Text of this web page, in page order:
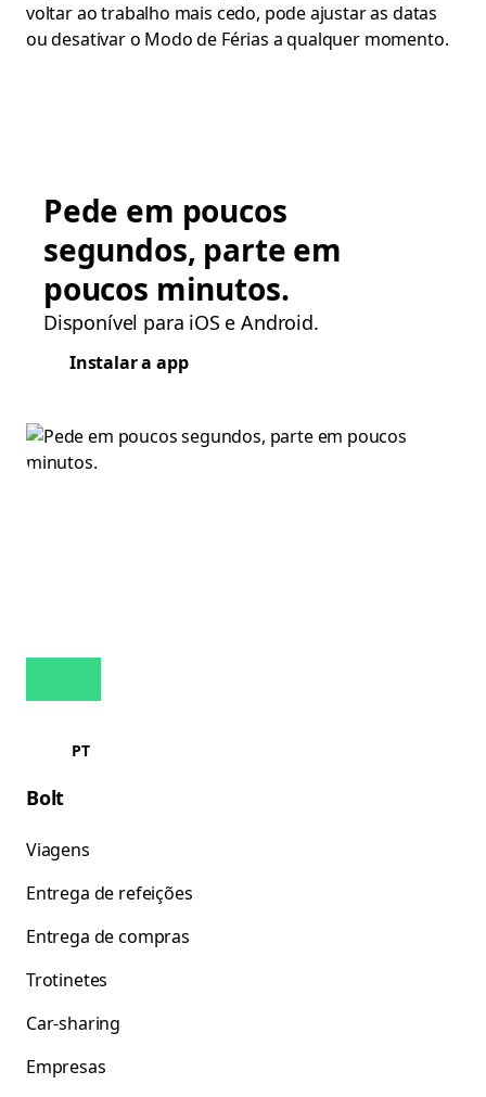
voltar ao trabalho mais cedo, pode ajustar as datas
ou desativar o Modo de Férias a qualquer momento.
Pede em poucos
segundos, parte em
poucos minutos.
Disponível para iOS e Android.
Instalar a app
PT
Bolt
Viagens
Entrega de refeições
Entrega de compras
Trotinetes
Car-sharing
Empresas